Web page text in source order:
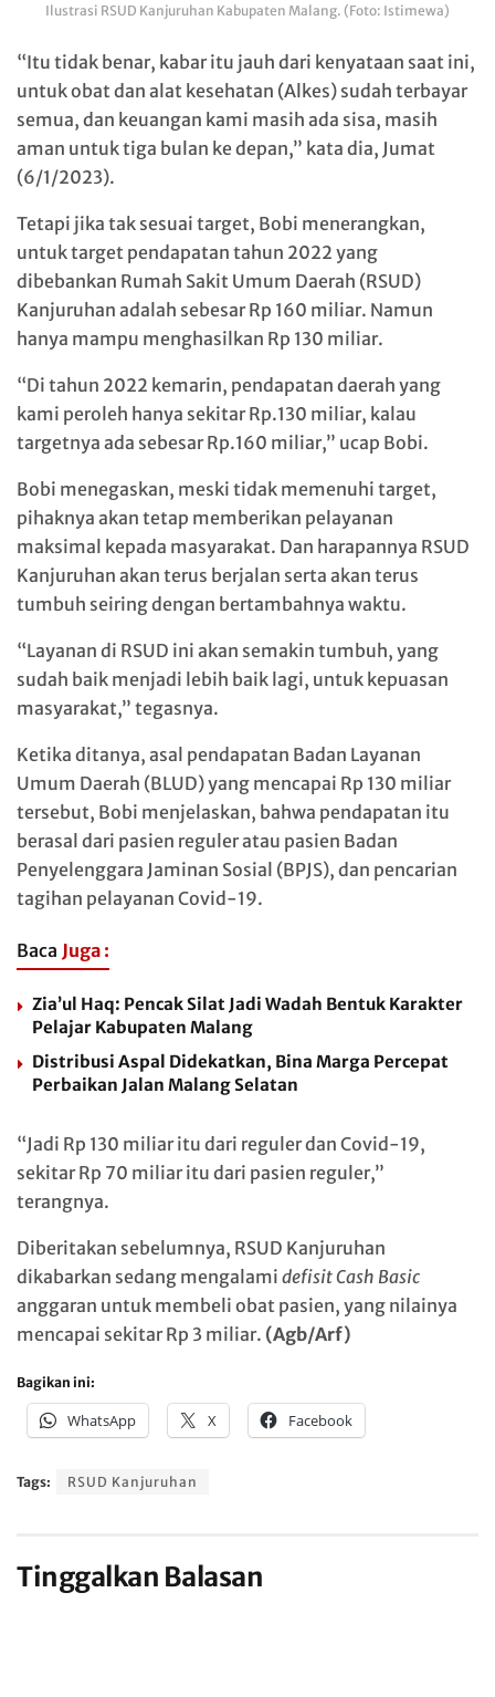
Ilustrasi RSUD Kanjuruhan Kabupaten Malang. (Foto: Istimewa)
“Itu tidak benar, kabar itu jauh dari kenyataan saat ini,
untuk obat dan alat kesehatan (Alkes) sudah terbayar
semua, dan keuangan kami masih ada sisa, masih
aman untuk tiga bulan ke depan,” kata dia, Jumat
(6/1/2023).
Tetapi jika tak sesuai target, Bobi menerangkan,
untuk target pendapatan tahun 2022 yang
dibebankan Rumah Sakit Umum Daerah (RSUD)
Kanjuruhan adalah sebesar Rp 160 miliar. Namun
hanya mampu menghasilkan Rp 130 miliar.
“Di tahun 2022 kemarin, pendapatan daerah yang
kami peroleh hanya sekitar Rp.130 miliar, kalau
targetnya ada sebesar Rp.160 miliar,” ucap Bobi.
Bobi menegaskan, meski tidak memenuhi target,
pihaknya akan tetap memberikan pelayanan
maksimal kepada masyarakat. Dan harapannya RSUD
Kanjuruhan akan terus berjalan serta akan terus
tumbuh seiring dengan bertambahnya waktu.
“Layanan di RSUD ini akan semakin tumbuh, yang
sudah baik menjadi lebih baik lagi, untuk kepuasan
masyarakat,” tegasnya.
Ketika ditanya, asal pendapatan Badan Layanan
Umum Daerah (BLUD) yang mencapai Rp 130 miliar
tersebut, Bobi menjelaskan, bahwa pendapatan itu
berasal dari pasien reguler atau pasien Badan
Penyelenggara Jaminan Sosial (BPJS), dan pencarian
tagihan pelayanan Covid-19.
Baca Juga :
Zia’ul Haq: Pencak Silat Jadi Wadah Bentuk Karakter
Pelajar Kabupaten Malang
Distribusi Aspal Didekatkan, Bina Marga Percepat
Perbaikan Jalan Malang Selatan
“Jadi Rp 130 miliar itu dari reguler dan Covid-19,
sekitar Rp 70 miliar itu dari pasien reguler,”
terangnya.
Diberitakan sebelumnya, RSUD Kanjuruhan
dikabarkan sedang mengalami defisit Cash Basic
anggaran untuk membeli obat pasien, yang nilainya
mencapai sekitar Rp 3 miliar. (Agb/Arf)
Bagikan ini:
WhatsApp X Facebook
Tags: RSUD Kanjuruhan
Tinggalkan Balasan